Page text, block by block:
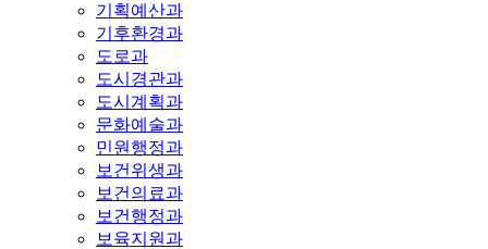
기획예산과
기후환경과
도로과
도시경관과
도시계획과
문화예술과
민원행정과
보건위생과
보건의료과
보건행정과
보육지원과